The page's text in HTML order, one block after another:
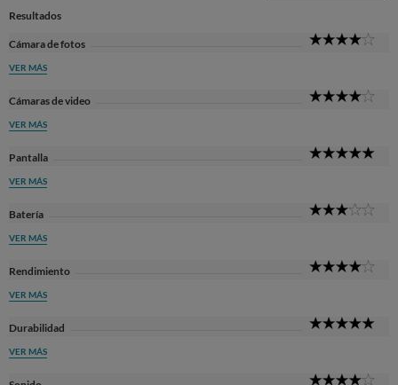
Resultados
Cámara de fotos
VER MÁS
Cámaras de video
VER MÁS
Pantalla
VER MÁS
Batería
VER MÁS
Rendimiento
VER MÁS
Durabilidad
VER MÁS